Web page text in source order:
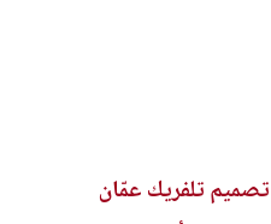
تلفريك عمّان